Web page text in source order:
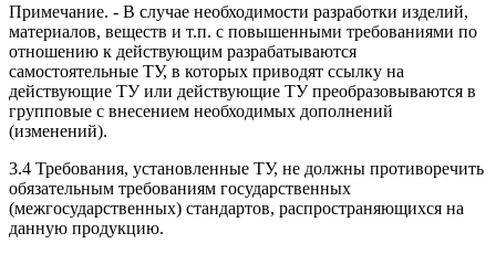
Примечание. - В случае необходимости разработки изделий,
материалов, веществ и т.п. с повышенными требованиями по
отношению к действующим разрабатываются
самостоятельные ТУ, в которых приводят ссылку на
действующие ТУ или действующие ТУ преобразовываются в
групповые с внесением необходимых дополнений
(изменений).
3.4 Требования, установленные ТУ, не должны противоречить
обязательным требованиям государственных
(межгосударственных) стандартов, распространяющихся на
данную продукцию.